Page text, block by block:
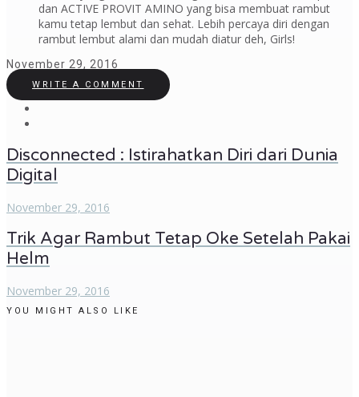
dan ACTIVE PROVIT AMINO yang bisa membuat rambut
kamu tetap lembut dan sehat. Lebih percaya diri dengan
rambut lembut alami dan mudah diatur deh, Girls!
November 29, 2016
WRITE A COMMENT
Disconnected : Istirahatkan Diri dari Dunia
Digital
November 29, 2016
Trik Agar Rambut Tetap Oke Setelah Pakai
Helm
November 29, 2016
YOU MIGHT ALSO LIKE